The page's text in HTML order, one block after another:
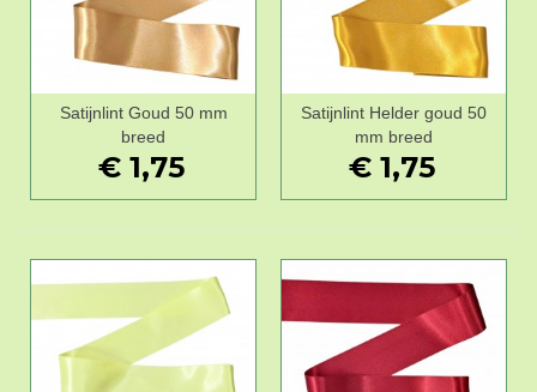
Satijnlint Goud 50 mm
breed
€ 1,75
Satijnlint Helder goud 50
mm breed
€ 1,75